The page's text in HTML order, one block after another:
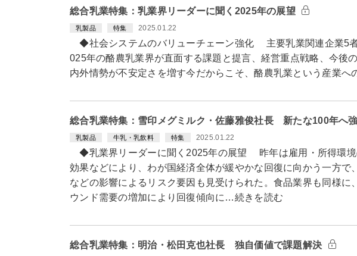
総合乳業特集：乳業界リーダーに聞く2025年の展望
乳製品 特集 2025.01.22
◆社会システムのバリューチェーン強化 主要乳業関連企業5
025年の酪農乳業界が直面する課題と提言、経営重点戦略、今後
内外情勢が不安定さを増す今だからこそ、酪農乳業という産業
総合乳業特集：雪印メグミルク・佐藤雅俊社長 新たな100年へ
乳製品 牛乳・乳飲料 特集 2025.01.22
◆乳業界リーダーに聞く2025年の展望 昨年は雇用・所得環境
効果などにより、わが国経済全体が緩やかな回復に向かう一方で
などの影響によるリスク要因も見受けられた。食品業界も同様に
ウンド需要の増加により回復傾向に…続きを読む
総合乳業特集：明治・松田克也社長 独自価値で課題解決